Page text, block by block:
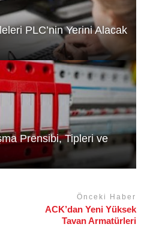
PLC’nin Yerini Alacak
Prensibi, Tipleri ve
Önceki Haber
ACK’dan Yeni Yüksek
Tavan Armatürleri